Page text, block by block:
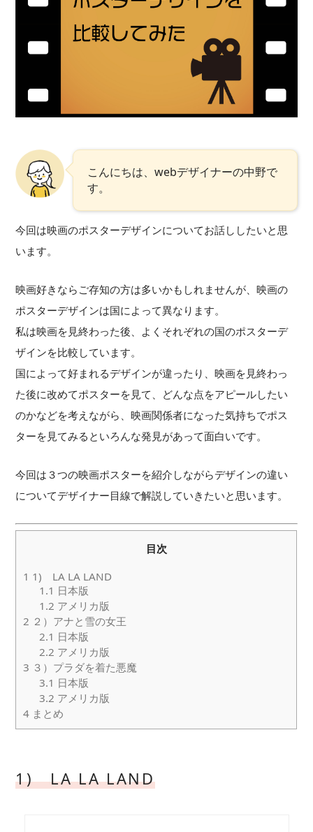
こんにちは、webデザイナーの中野で
す。
今回は映画のポスターデザインについてお話ししたいと思
います。
映画好きならご存知の方は多いかもしれませんが、映画の
ポスターデザインは国によって異なります。
私は映画を見終わった後、よくそれぞれの国のポスターデ
ザインを比較しています。
国によって好まれるデザインが違ったり、映画を見終わっ
た後に改めてポスターを見て、どんな点をアピールしたい
のかなどを考えながら、映画関係者になった気持ちでポス
ターを見てみるといろんな発見があって面白いです。
今回は３つの映画ポスターを紹介しながらデザインの違い
についてデザイナー目線で解説していきたいと思います。
目次
1 1) LA LA LAND
1.1 日本版
1.2 アメリカ版
2 ２）アナと雪の女王
2.1 日本版
2.2 アメリカ版
3 ３）プラダを着た悪魔
3.1 日本版
3.2 アメリカ版
4 まとめ
1) LA LA LAND